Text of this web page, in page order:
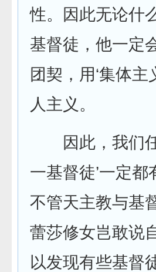
性。因此无论什
基督徒，他一定
团契，用‘集体
人主义。
因此，我们任
一基督徒’一定
不管天主教与基
蕾莎修女岂敢说
以发现有些基督